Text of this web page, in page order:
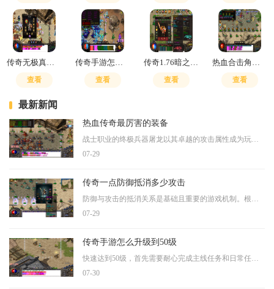
传奇无极真气怎么升级技能
查看
传奇手游怎么快速提升战斗力值
查看
传奇1.76暗之怪在哪
查看
热血合击角色选择技巧
查看
最新新闻
热血传奇最厉害的装备
07-29
传奇一点防御抵消多少攻击
07-29
传奇手游怎么升级到50级
07-30